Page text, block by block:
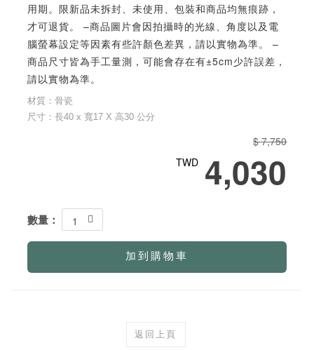
用期。限新品未拆封、未使用、包裝和商品均無痕跡，
才可退貨。 –商品圖片會因拍攝時的光線、角度以及電
腦螢幕設定等因素有些許顏色差異，請以實物為準。 –
商品尺寸皆為手工量測，可能會存在有±5cm少許誤差，
請以實物為準。
材質：骨瓷
尺寸：長40 x 寬17 X 高30 公分
$ 7,750
TWD 4,030
數量： 1
加到購物車
返回上頁